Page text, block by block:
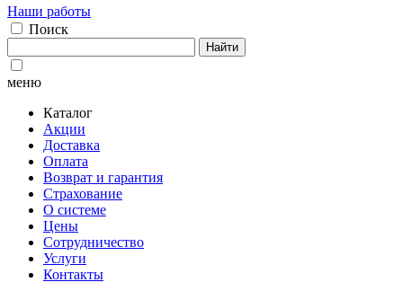
Наши работы
Поиск
Найти
меню
Каталог
Акции
Доставка
Оплата
Возврат и гарантия
Страхование
О системе
Цены
Сотрудничество
Услуги
Контакты